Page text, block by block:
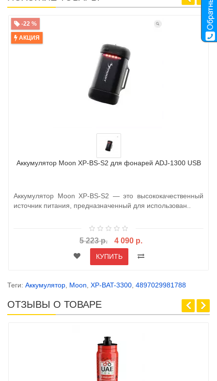
-22 %
АКЦИЯ
Аккумулятор Moon XP-BS-S2 для фонарей ADJ-1300 USB
Аккумулятор Moon XP-BS-S2 — это высококачественный
источник питания, предназначенный для использован..
5 223 р. 4 090 р.
КУПИТЬ
Теги: Аккумулятор Moon XP-BAT-3300 4897029981788
ОТЗЫВЫ О ТОВАРЕ